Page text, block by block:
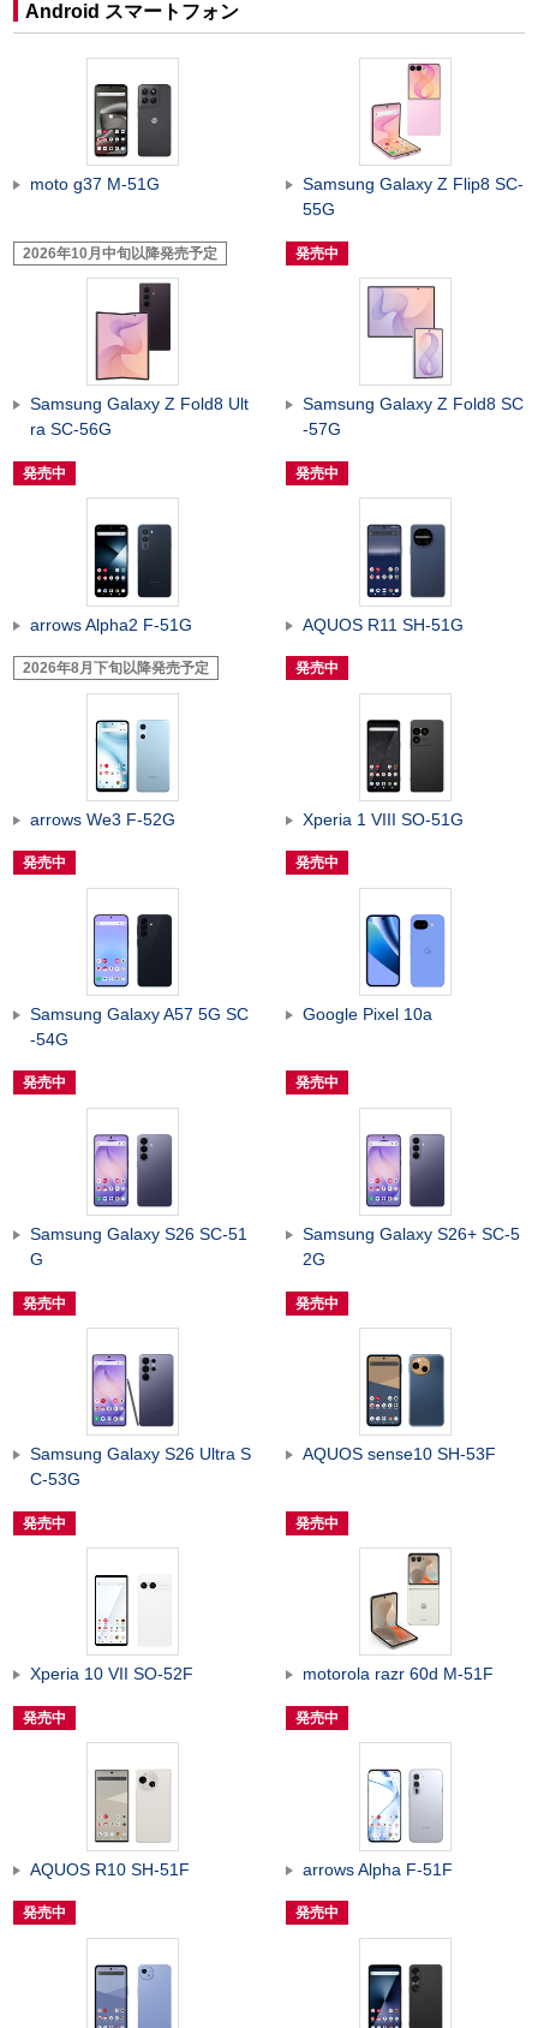
Android スマートフォン
moto g37 M-51G
2026年10月中旬以降発売予定
Samsung Galaxy Z Flip8 SC-
55G
発売中
Samsung Galaxy Z Fold8 Ult
ra SC-56G
発売中
Samsung Galaxy Z Fold8 SC
-57G
発売中
arrows Alpha2 F-51G
2026年8月下旬以降発売予定
AQUOS R11 SH-51G
発売中
arrows We3 F-52G
発売中
Xperia 1 VIII SO-51G
発売中
Samsung Galaxy A57 5G SC
-54G
発売中
Google Pixel 10a
発売中
Samsung Galaxy S26 SC-51
G
発売中
Samsung Galaxy S26+ SC-5
2G
発売中
Samsung Galaxy S26 Ultra S
C-53G
発売中
AQUOS sense10 SH-53F
発売中
Xperia 10 VII SO-52F
発売中
motorola razr 60d M-51F
発売中
AQUOS R10 SH-51F
発売中
arrows Alpha F-51F
発売中